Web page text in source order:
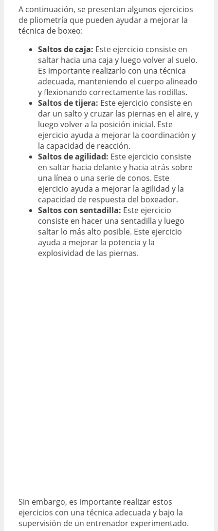
A continuación, se presentan algunos ejercicios
de pliometría que pueden ayudar a mejorar la
técnica de boxeo:
Saltos de caja: Este ejercicio consiste en
saltar hacia una caja y luego volver al suelo.
Es importante realizarlo con una técnica
adecuada, manteniendo el cuerpo alineado
y flexionando correctamente las rodillas.
Saltos de tijera: Este ejercicio consiste en
dar un salto y cruzar las piernas en el aire, y
luego volver a la posición inicial. Este
ejercicio ayuda a mejorar la coordinación y
la capacidad de reacción.
Saltos de agilidad: Este ejercicio consiste
en saltar hacia delante y hacia atrás sobre
una línea o una serie de conos. Este
ejercicio ayuda a mejorar la agilidad y la
capacidad de respuesta del boxeador.
Saltos con sentadilla: Este ejercicio
consiste en hacer una sentadilla y luego
saltar lo más alto posible. Este ejercicio
ayuda a mejorar la potencia y la
explosividad de las piernas.
Sin embargo, es importante realizar estos
ejercicios con una técnica adecuada y bajo la
supervisión de un entrenador experimentado.